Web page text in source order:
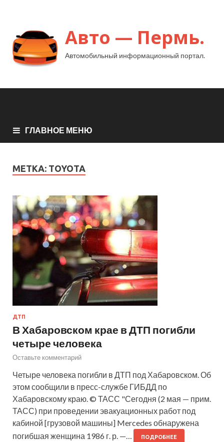
Авто — Пермь.
Автомобильный информационный портал.
ГЛАВНОЕ МЕНЮ
МЕТКА: TOYOTA
ДТП
В Хабаровском крае в ДТП погибли
четыре человека
Оставьте комментарий
Четыре человека погибли в ДТП под Хабаровском. Об
этом сообщили в пресс-службе ГИБДД по
Хабаровскому краю. © ТАСС "Сегодня (2 мая — прим.
ТАСС) при проведении эвакуационных работ под
кабиной [грузовой машины] Mercedes обнаружена
погибшая женщина 1986 г. р. —…
ПОДРОБНЕЕ